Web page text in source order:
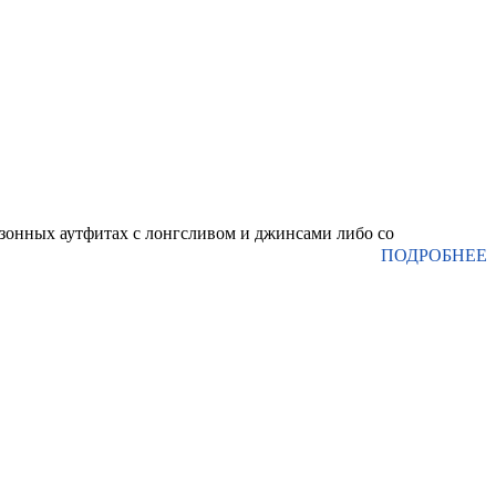
аутфитах с лонгсливом и джинсами либо со
ПОДРОБНЕЕ